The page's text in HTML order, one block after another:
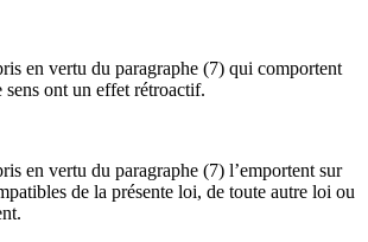
en vertu du paragraphe (7) qui comportent
ont un effet rétroactif.
en vertu du paragraphe (7) l’emportent sur
de la présente loi, de toute autre loi ou